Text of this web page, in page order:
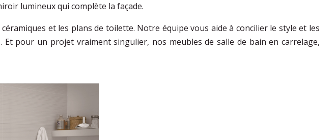
lumineux qui complète la façade.
et les plans de toilette. Notre équipe vous aide à concilier le style et les
pour un projet vraiment singulier, nos meubles de salle de bain en carrelage,